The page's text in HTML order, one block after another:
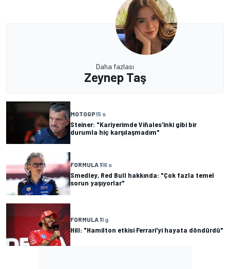
Daha fazlası
Zeynep Taş
MOTOGP15 s
Steiner: "Kariyerimde Viñales'inki gibi bir
durumla hiç karşılaşmadım"
FORMULA 116 s
Smedley, Red Bull hakkında: "Çok fazla temel
sorun yaşıyorlar"
FORMULA 11 g
Hill: "Hamilton etkisi Ferrari'yi hayata döndürdü"